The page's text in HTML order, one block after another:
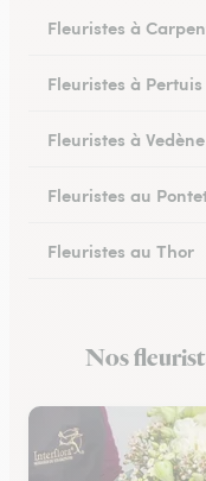
Fleuristes à
Fleuristes à Pertuis
Fleuristes à Vedène
Fleuristes au
Fleuristes au Thor
Fleuristes à Sault
Nos